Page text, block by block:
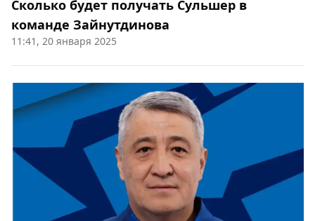
Сколько будет получать Сульшер в
команде Зайнутдинова
11:41, 20 января 2025